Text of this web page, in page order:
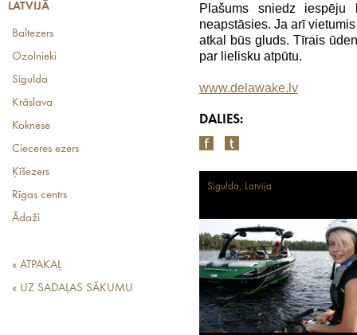
LATVIJĀ
Baltezers
Ozolnieki
Sigulda
Krāslava
Koknese
Cieceres ezers
Ķīšezers
Rīgas centrs
Ādaži
« ATPAKAĻ
« UZ SADAĻAS SĀKUMU
Plašums sniedz iespēju
neapstāsies. Ja arī
atkal būs gluds. Tīrais
par lielisku atpūtu.
www.delawake.lv
DALIES:
Sigulda, Latvija